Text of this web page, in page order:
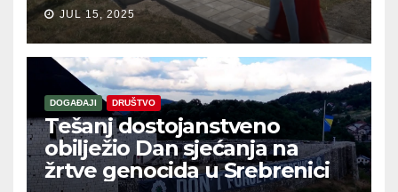
JUL 15, 2025
DOGAĐAJI DRUŠTVO
Tešanj dostojanstveno
obilježio Dan sjećanja na
žrtve genocida u Srebrenici